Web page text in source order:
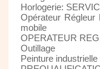
Horlogerie:
Opérateur Régleur
mobile
OPERATEUR
Outillage
Peinture industrielle